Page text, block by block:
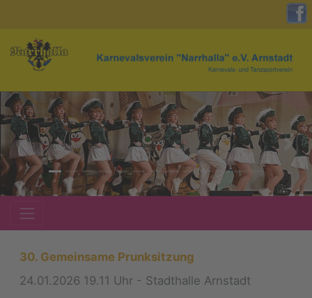
zurück
30. Gemeinsame Prunksitzung
24.01.2026 19.11 Uhr - Stadthalle Arnstadt